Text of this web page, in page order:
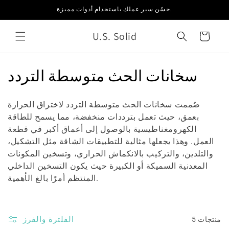
المحتوى
حسّن سير عملك باستخدام أدوات مميزة.
U.S. Solid العربة
م
م
و
ع
ة
سخانات الحث متوسطة التردد
صُممت سخانات الحث متوسطة التردد لاختراق الحرارة
بعمق، حيث تعمل بترددات منخفضة، مما يسمح للطاقة
الكهرومغناطيسية بالوصول إلى أعماق أكبر في قطعة
العمل. وهذا يجعلها مثالية للتطبيقات الشاقة مثل التشكيل،
والتلدين، والتركيب بالانكماش الحراري، وتسخين المكونات
المعدنية السميكة أو الكبيرة حيث يكون التسخين الداخلي
المنتظم أمرًا بالغ الأهمية.
الفلترة والفرز 5 منتجات